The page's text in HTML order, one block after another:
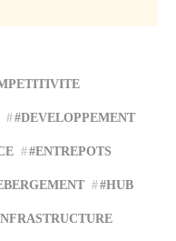
#DEVELOPPEMENT
#ENTREPOTS
#HUB